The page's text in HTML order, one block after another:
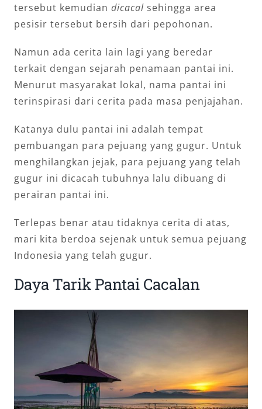
tersebut kemudian dicacal sehingga area
pesisir tersebut bersih dari pepohonan.
Namun ada cerita lain lagi yang beredar
terkait dengan sejarah penamaan pantai ini.
Menurut masyarakat lokal, nama pantai ini
terinspirasi dari cerita pada masa penjajahan.
Katanya dulu pantai ini adalah tempat
pembuangan para pejuang yang gugur. Untuk
menghilangkan jejak, para pejuang yang telah
gugur ini dicacah tubuhnya lalu dibuang di
perairan pantai ini.
Terlepas benar atau tidaknya cerita di atas,
mari kita berdoa sejenak untuk semua pejuang
Indonesia yang telah gugur.
Daya Tarik Pantai Cacalan